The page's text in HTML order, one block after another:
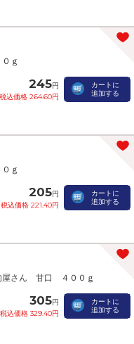
ｇ
245円
税込価格 264.60円
カートに
追加する
ｇ
205円
税込価格 221.40円
カートに
追加する
屋さん 甘口 ４００ｇ
305円
税込価格 329.40円
カートに
追加する